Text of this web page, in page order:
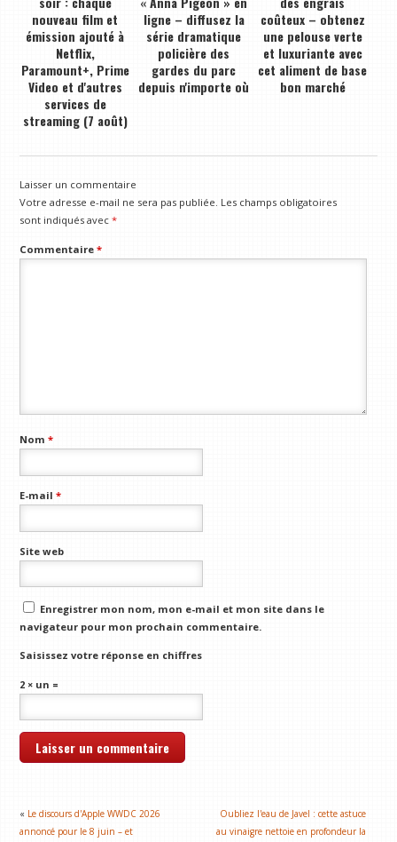
nouveau film et
émission ajouté à
Netflix,
Paramount+, Prime
Video et d'autres
services de
streaming (7 août)
ligne – diffusez la
série dramatique
policière des
gardes du parc
depuis n'importe où
coûteux – obtenez
une pelouse verte
et luxuriante avec
cet aliment de base
bon marché
Laisser un commentaire
Votre adresse e-mail ne sera pas publiée. Les champs obligatoires
sont indiqués avec*
Commentaire*
Nom*
E-mail*
Site web
Enregistrer mon nom, mon e-mail et mon site dans le
navigateur pour mon prochain commentaire.
Saisissez votre réponse en chiffres
2 × un =
« Le discours d'Apple WWDC 2026
annoncé pour le 8 juin – et
Oubliez l'eau de Javel : cette astuce
au vinaigre nettoie en profondeur la